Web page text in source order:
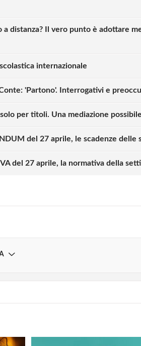
a distanza? Il vero punto è adottare
internazionale
'Partono'. Interrogativi e
per titoli. Una mediazione possibile
del 27 aprile, le scadenze delle
del 27 aprile, la normativa della
possono commentare!